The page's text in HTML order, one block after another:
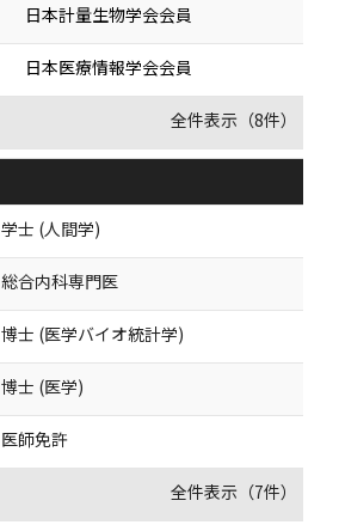
日本計量生物学会会員
日本医療情報学会会員
全件表示（8件）
学士 (人間学)
総合内科専門医
博士 (医学バイオ統計学)
博士 (医学)
医師免許
全件表示（7件）